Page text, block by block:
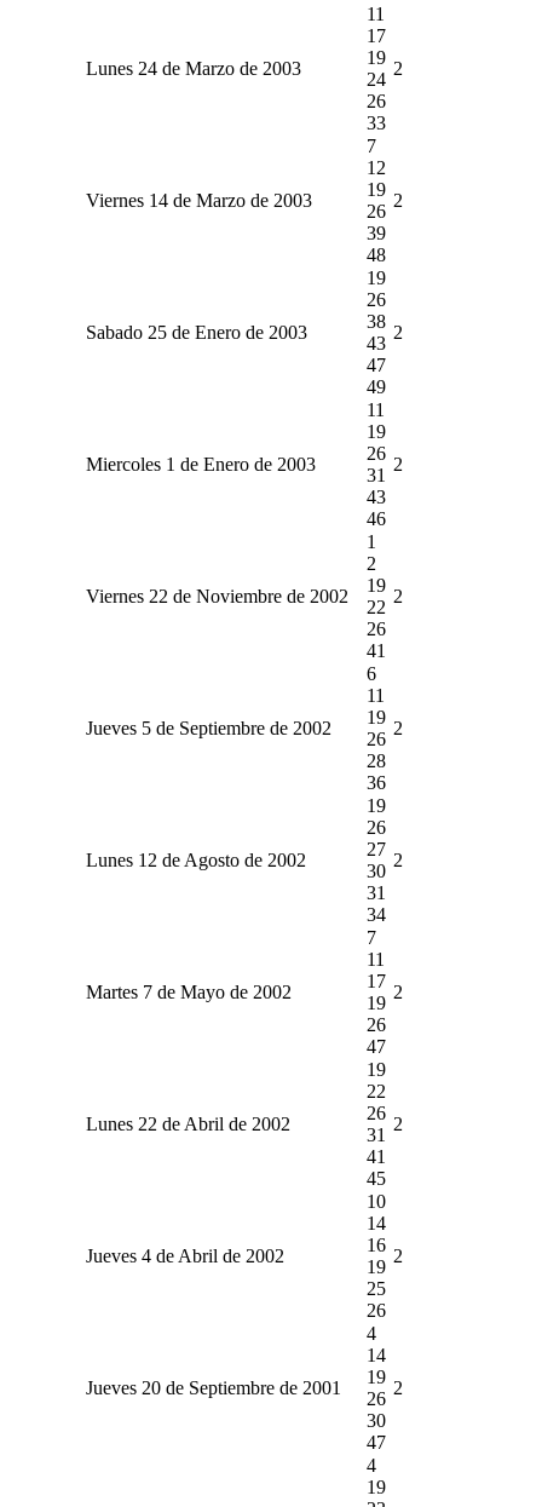
Lunes 24 de Marzo de 2003
11
17
19
24
26
33
2
Viernes 14 de Marzo de 2003
7
12
19
26
39
48
2
Sabado 25 de Enero de 2003
19
26
38
43
47
49
2
Miercoles 1 de Enero de 2003
11
19
26
31
43
46
2
Viernes 22 de Noviembre de 2002
1
2
19
22
26
41
2
Jueves 5 de Septiembre de 2002
6
11
19
26
28
36
2
Lunes 12 de Agosto de 2002
19
26
27
30
31
34
2
Martes 7 de Mayo de 2002
7
11
17
19
26
47
2
Lunes 22 de Abril de 2002
19
22
26
31
41
45
2
Jueves 4 de Abril de 2002
10
14
16
19
25
26
2
Jueves 20 de Septiembre de 2001
4
14
19
26
30
47
2
4
19